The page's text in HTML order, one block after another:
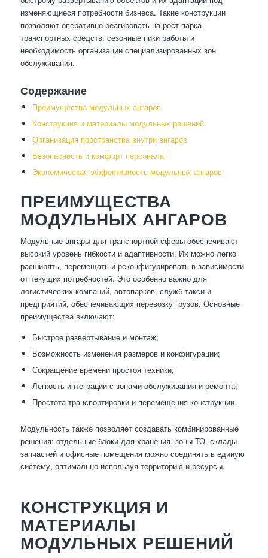
изменяющиеся потребности бизнеса. Такие конструкции
позволяют оперативно реагировать на рост парка
транспортных средств, сезонные пики работы и
необходимость организации специализированных зон
обслуживания.
Содержание
Преимущества модульных ангаров
Конструкция и материалы модульных решений
Организация пространства внутри ангаров
Безопасность и комфорт персонала
Экономическая эффективность модульных ангаров
ПРЕИМУЩЕСТВА
МОДУЛЬНЫХ АНГАРОВ
Модульные ангары для транспортной сферы обеспечивают
высокий уровень гибкости и адаптивности. Их можно легко
расширять, перемещать и реконфигурировать в зависимости
от текущих потребностей. Это особенно важно для
логистических компаний, автопарков, служб такси и
предприятий, обеспечивающих перевозку грузов. Основные
преимущества включают:
Быстрое развертывание и монтаж;
Возможность изменения размеров и конфигурации;
Сокращение времени простоя техники;
Легкость интеграции с зонами обслуживания и ремонта;
Простота транспортировки и перемещения конструкции.
Модульность также позволяет создавать комбинированные
решения: отдельные блоки для хранения, зоны ТО, склады
запчастей и офисные помещения можно соединять в единую
систему, оптимально используя территорию и ресурсы.
КОНСТРУКЦИЯ И
МАТЕРИАЛЫ
МОДУЛЬНЫХ РЕШЕНИЙ